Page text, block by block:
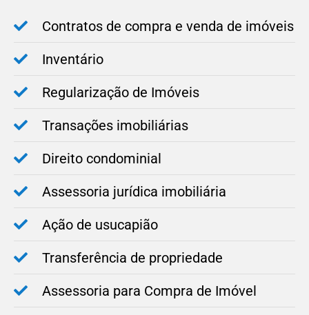
Contratos de compra e venda de imóveis
Inventário
Regularização de Imóveis
Transações imobiliárias
Direito condominial
Assessoria jurídica imobiliária
Ação de usucapião
Transferência de propriedade
Assessoria para Compra de Imóvel